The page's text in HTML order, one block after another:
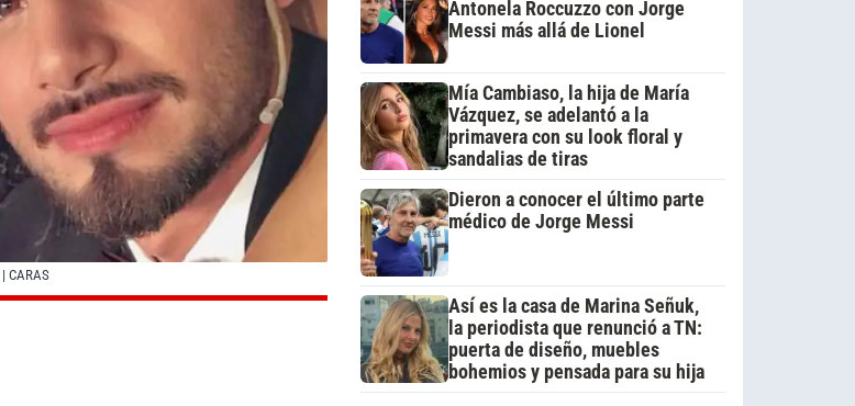
| CARAS
Antonela Roccuzzo con Jorge
Messi más allá de Lionel
Mía Cambiaso, la hija de María
Vázquez, se adelantó a la
primavera con su look floral y
sandalias de tiras
Dieron a conocer el último parte
médico de Jorge Messi
Así es la casa de Marina Señuk,
la periodista que renunció a TN:
puerta de diseño, muebles
bohemios y pensada para su hija